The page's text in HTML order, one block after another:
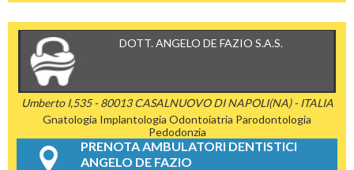
DOTT. ANGELO DE FAZIO S.A.S.
Umberto I,535 - 80013 CASALNUOVO DI NAPOLI(NA) - ITALIA
Gnatologia Implantologia Odontoiatria Parodontologia
Pedodonzia
PRENOTA AMBULATORI DENTISTICI
ANGELO DE FAZIO